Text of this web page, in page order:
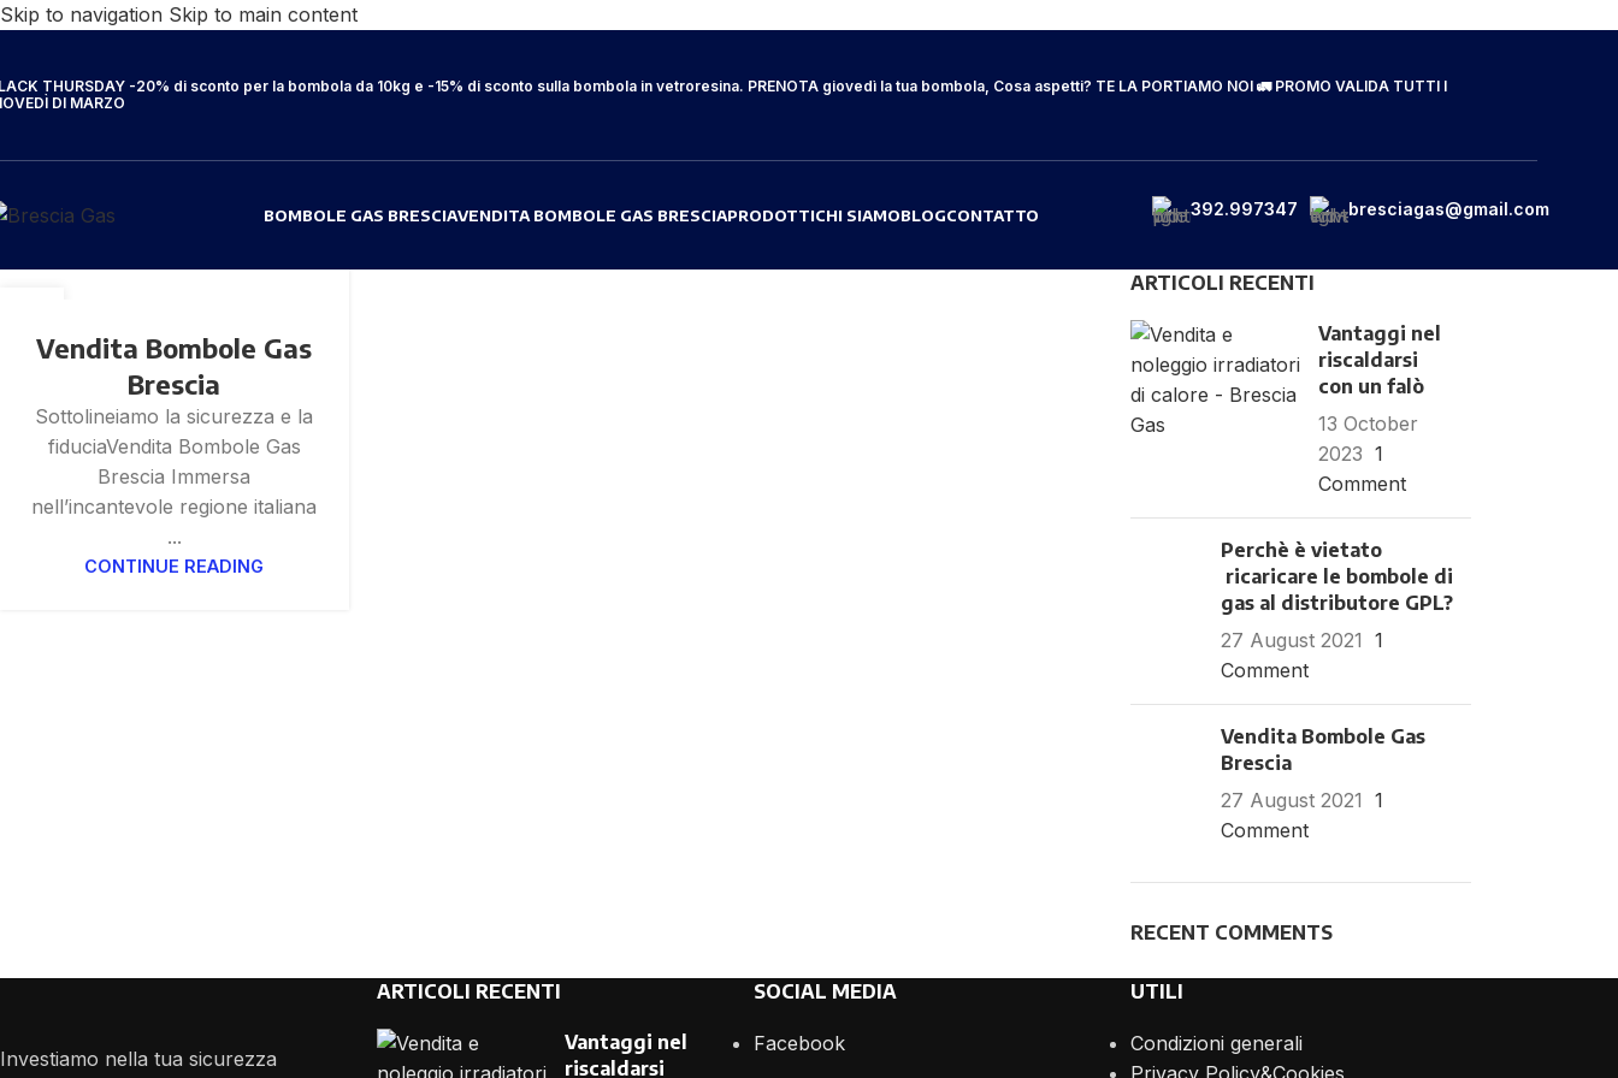
Skip to navigation Skip to main content
THURSDAY -20% di sconto per la bombola da 10kg e -15% di sconto sulla bombola in vetroresina. PRENOTA giovedì la tua bombola, Cosa aspetti? TE LA PORTIAMO NOI 🚛 PROMO VALIDA TUTTI I
DI MARZO
BOMBOLE GAS BRESCIAVENDITA BOMBOLE GAS BRESCIAPRODOTTICHI SIAMOBLOGCONTATTO 392.997347 bresciagas@gmail.com
Vendita Bombole Gas
Brescia
Sottolineiamo la sicurezza e la
fiduciaVendita Bombole Gas
Brescia Immersa
nell’incantevole regione italiana
...
CONTINUE READING
ARTICOLI RECENTI
Vantaggi nel
riscaldarsi
con un falò
13 October
2023 1
Comment
Perchè è vietato
ricaricare le bombole di
gas al distributore GPL?
27 August 2021 1
Comment
Vendita Bombole Gas
Brescia
27 August 2021 1
Comment
RECENT COMMENTS
Investiamo nella tua sicurezza
ARTICOLI RECENTI
Vantaggi nel
riscaldarsi
SOCIAL MEDIA
Facebook
UTILI
Condizioni generali
Privacy Policy&Cookies